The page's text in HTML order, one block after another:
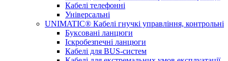
Кабелі телефонні
Універсальні
UNIMATIC® Кабелі гнучкі управління, контрольні
Буксовані ланцюги
Іскробезпечні ланцюги
Кабелі для BUS-систем